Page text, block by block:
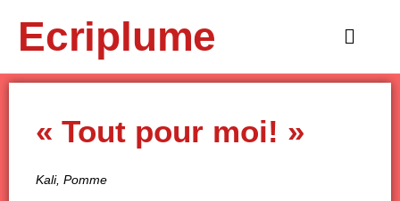
contenuEcriplume
Main
« Tout pour moi! »
Kali, Pomme